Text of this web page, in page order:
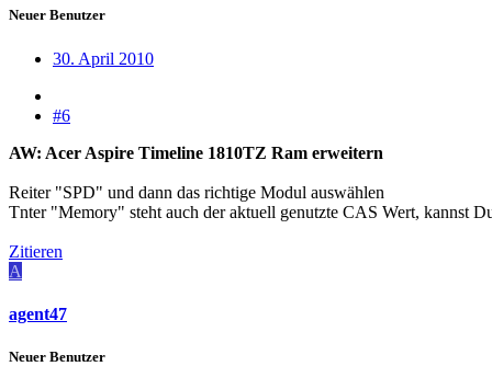
Neuer Benutzer
30. April 2010
#6
AW: Acer Aspire Timeline 1810TZ Ram erweitern
Reiter "SPD" und dann das richtige Modul auswählen
Tnter "Memory" steht auch der aktuell genutzte CAS Wert, kannst
Zitieren
A
agent47
Neuer Benutzer